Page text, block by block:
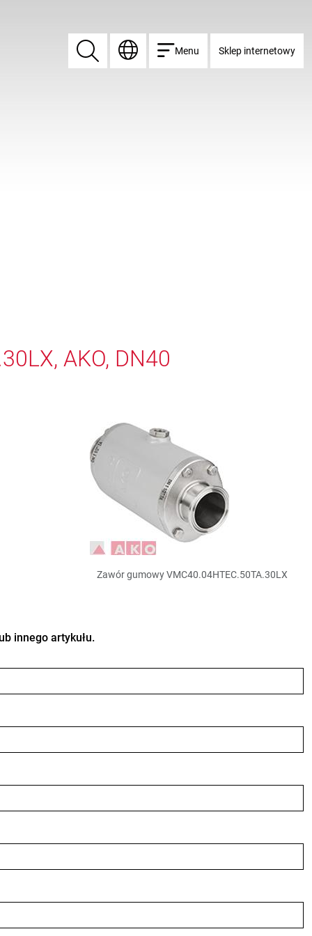
Znajdź
Znajdź Menu Sklep internetowy
AKO, DN40
Zawór gumowy VMC40.04HTEC.50TA.30LX
innego artykułu.